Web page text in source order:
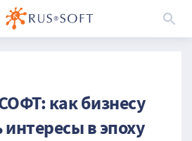
как бизнесу
в эпоху